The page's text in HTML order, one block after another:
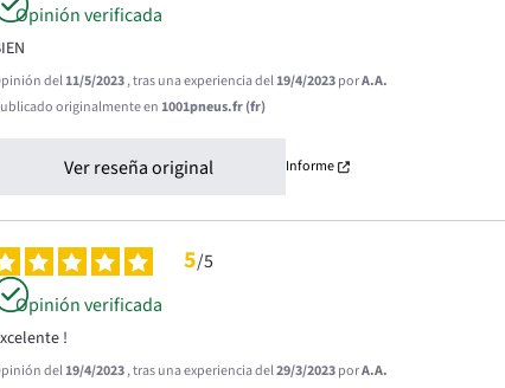
Opinión verificada
del11/5/2023, tras una experiencia del19/4/2023porA.A.
originalmente en1001pneus.fr (fr)
Ver reseña original Informe
5/5
Opinión verificada
!
del19/4/2023, tras una experiencia del29/3/2023porA.A.